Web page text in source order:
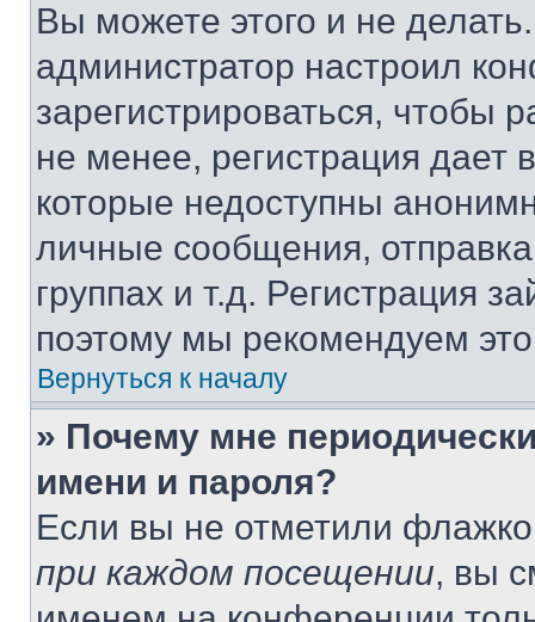
Вы можете этого и не
администратор настроил
зарегистрироваться, чтобы
не менее, регистрация
которые недоступны
личные сообщения,
группах и т.д. Регистрация
поэтому мы рекомендуем
Вернуться к началу
» Почему мне
имени и пароля?
Если вы не отметили
при каждом посещении, вы